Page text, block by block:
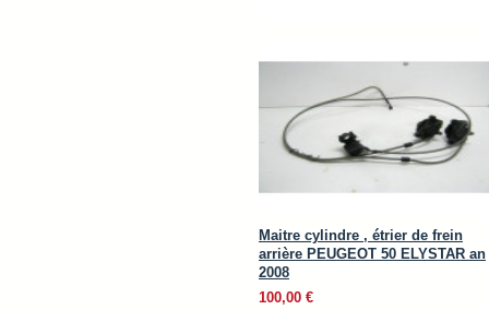
Maitre cylindre , étrier de frein
arrière PEUGEOT 50 ELYSTAR an
2008
100,00 €